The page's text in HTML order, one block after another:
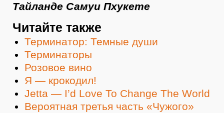
Тайланде Самуи Пхукете
Читайте также
Терминатор: Темные души
Терминаторы
Розовое вино
Я — крокодил!
Jetta — I’d Love To Change The World
Вероятная третья часть «Чужого»